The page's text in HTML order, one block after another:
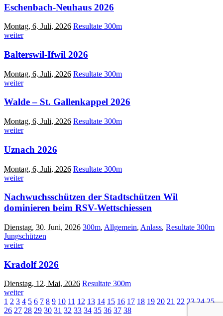
Eschenbach-Neuhaus 2026
Montag, 6. Juli, 2026 Resultate 300m
weiter
Balterswil-Ifwil 2026
Montag, 6. Juli, 2026 Resultate 300m
weiter
Walde – St. Gallenkappel 2026
Montag, 6. Juli, 2026 Resultate 300m
weiter
Uznach 2026
Montag, 6. Juli, 2026 Resultate 300m
weiter
Nachwuchsschützen der Stadtschützen Wil
dominieren beim RSV-Wettschiessen
Dienstag, 30. Juni, 2026 300m, Allgemein, Anlass, Resultate 300m
Jungschützen
weiter
Kradolf 2026
Dienstag, 12. Mai, 2026 Resultate 300m
weiter
1 2 3 4 5 6 7 8 9 10 11 12 13 14 15 16 17 18 19 20 21 22 23 24 25
26 27 28 29 30 31 32 33 34 35 36 37 38